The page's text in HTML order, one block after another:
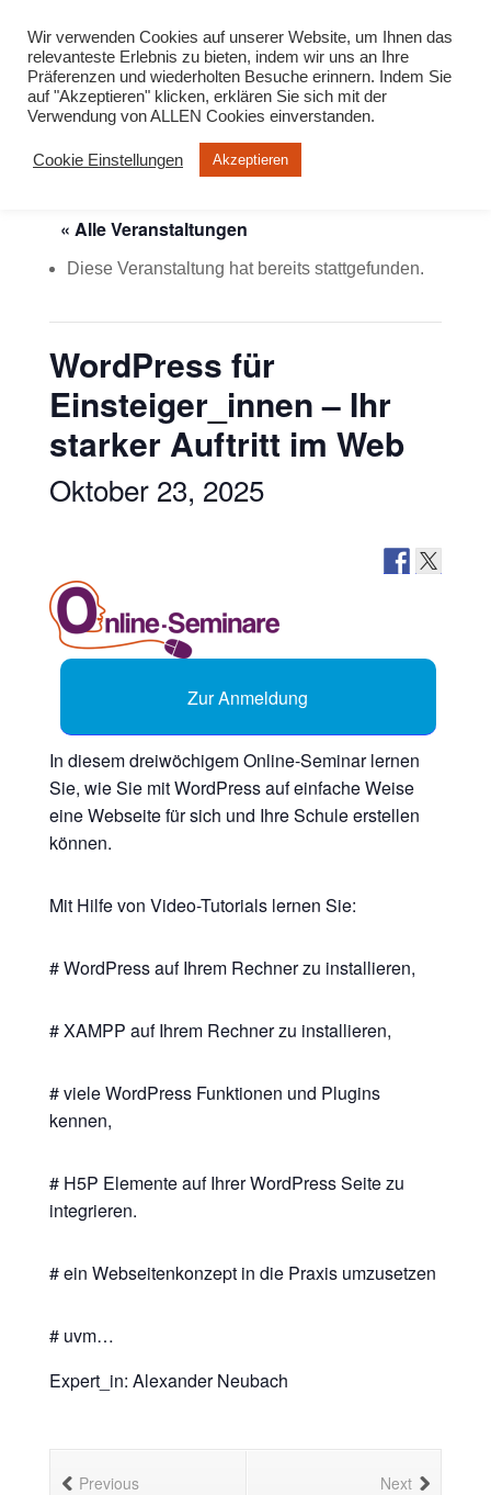
« Alle Veranstaltungen
Diese Veranstaltung hat bereits stattgefunden.
WordPress für
Einsteiger_innen – Ihr
starker Auftritt im Web
Oktober 23, 2025
Zur Anmeldung
In diesem dreiwöchigem Online-Seminar lernen
Sie, wie Sie mit WordPress auf einfache Weise
eine Webseite für sich und Ihre Schule erstellen
können.
Mit Hilfe von Video-Tutorials lernen Sie:
# WordPress auf Ihrem Rechner zu installieren,
# XAMPP auf Ihrem Rechner zu installieren,
# viele WordPress Funktionen und Plugins
kennen,
# H5P Elemente auf Ihrer WordPress Seite zu
integrieren.
# ein Webseitenkonzept in die Praxis umzusetzen
# uvm…
Expert_in: Alexander Neubach
Next
Previous
Wir verwenden Cookies auf unserer Website, um Ihnen das
relevanteste Erlebnis zu bieten, indem wir uns an Ihre
Präferenzen und wiederholten Besuche erinnern. Indem Sie
auf "Akzeptieren" klicken, erklären Sie sich mit der
Verwendung von ALLEN Cookies einverstanden.
Cookie Einstellungen Akzeptieren